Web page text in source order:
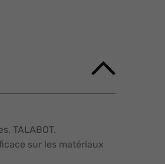
TALABOT.
sur les matériaux